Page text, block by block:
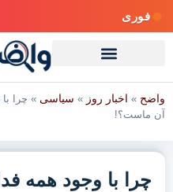
فوری
واضح » اخبار روز » سیاسی » چرا
آن ماست؟!
چرا با وجود همه